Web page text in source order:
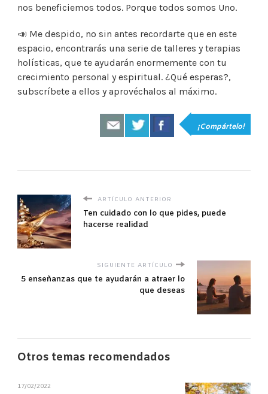
nos beneficiemos todos. Porque todos somos Uno.
📣 Me despido, no sin antes recordarte que en este
espacio, encontrarás una serie de talleres y terapias
holísticas, que te ayudarán enormemente con tu
crecimiento personal y espiritual. ¿Qué esperas?,
subscríbete a ellos y aprovéchalos al máximo.
¡Compártelo!
ARTÍCULO ANTERIOR
Ten cuidado con lo que pides, puede
hacerse realidad
SIGUIENTE ARTÍCULO
5 enseñanzas que te ayudarán a atraer lo
que deseas
Otros temas recomendados
17/02/2022